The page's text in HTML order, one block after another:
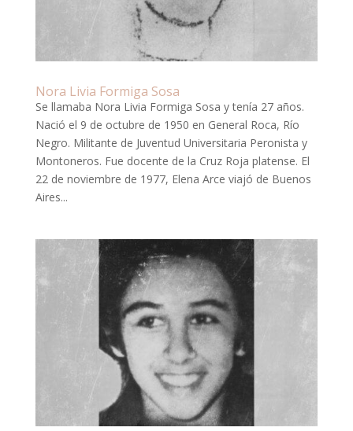
Nora Livia Formiga Sosa
Se llamaba Nora Livia Formiga Sosa y tenía 27 años.
Nació el 9 de octubre de 1950 en General Roca, Río
Negro. Militante de Juventud Universitaria Peronista y
Montoneros. Fue docente de la Cruz Roja platense. El
22 de noviembre de 1977, Elena Arce viajó de Buenos
Aires...